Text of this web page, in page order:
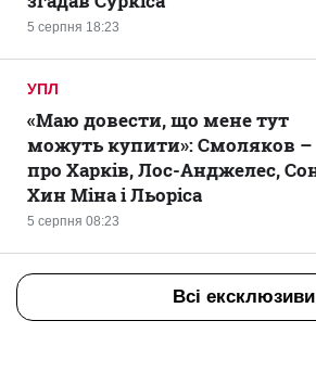
5 серпня 18:23
УПЛ
5 серпня 08:23
«Маю довести, що мене тут
можуть купити»: Смоляков –
про Харків, Лос-Анджелес,
Хин Міна і Льоріса
Всі ексклюзиви